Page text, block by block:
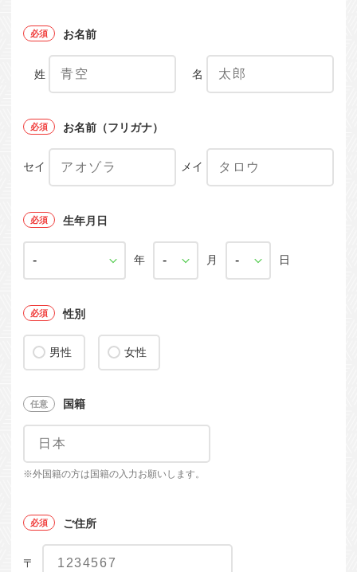
お名前
姓 名
お名前（フリガナ）
セイ メイ
生年月日
年 月 日
性別
男性 女性
国籍
※外国籍の方は国籍の入力お願いします。
ご住所
〒